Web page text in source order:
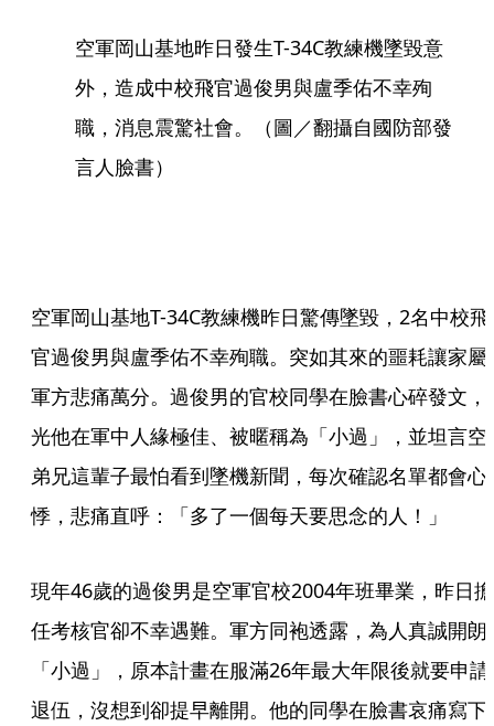
空軍岡山基地昨日發生T-34C教練機墜毀意
外，造成中校飛官過俊男與盧季佑不幸殉
職，消息震驚社會。（圖／翻攝自國防部發
言人臉書）
空軍岡山基地T-34C教練機昨日驚傳墜毀，2名中校飛
官過俊男與盧季佑不幸殉職。突如其來的噩耗讓家屬
軍方悲痛萬分。過俊男的官校同學在臉書心碎發文，
光他在軍中人緣極佳、被暱稱為「小過」，並坦言空
弟兄這輩子最怕看到墜機新聞，每次確認名單都會心
悸，悲痛直呼：「多了一個每天要思念的人！」
現年46歲的過俊男是空軍官校2004年班畢業，昨日擔
任考核官卻不幸遇難。軍方同袍透露，為人真誠開朗
「小過」，原本計畫在服滿26年最大年限後就要申請
退伍，沒想到卻提早離開。他的同學在臉書哀痛寫下